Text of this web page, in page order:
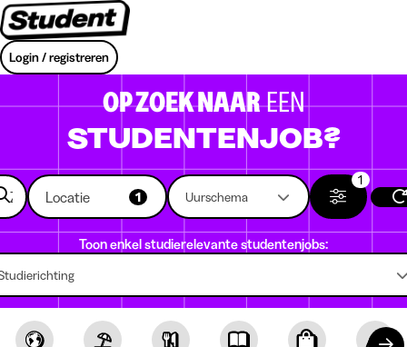
Login / registreren
OP ZOEK NAAREEN
STUDENTENJOB?
Locatie 1 Uurschema
1
Toon enkel studierelevante studentenjobs: